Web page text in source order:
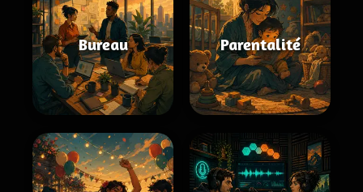
Bureau Parentalité